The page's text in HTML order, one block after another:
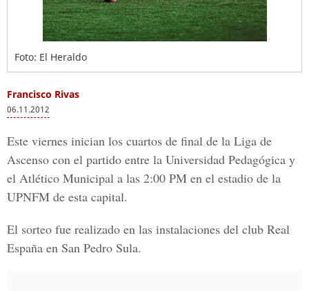
Foto: El Heraldo
Francisco Rivas
06.11.2012
Este viernes inician los cuartos de final de la Liga de
Ascenso con el partido entre la Universidad Pedagógica y
el Atlético Municipal a las 2:00 PM en el estadio de la
UPNFM de esta capital.
El sorteo fue realizado en las instalaciones del club Real
España en San Pedro Sula.